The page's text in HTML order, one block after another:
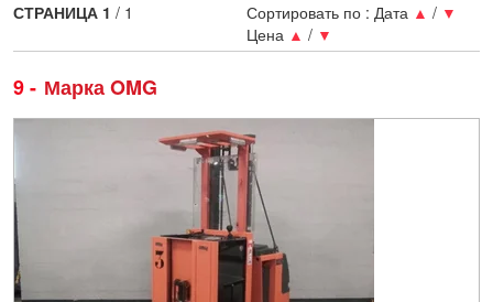
9 Марка OMG
Сортировать по : Дата ▲ / ▼
Цена ▲ / ▼
СТРАНИЦА 1 / 1